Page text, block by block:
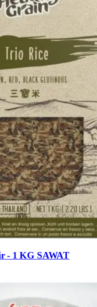
- 1 KG SAWAT